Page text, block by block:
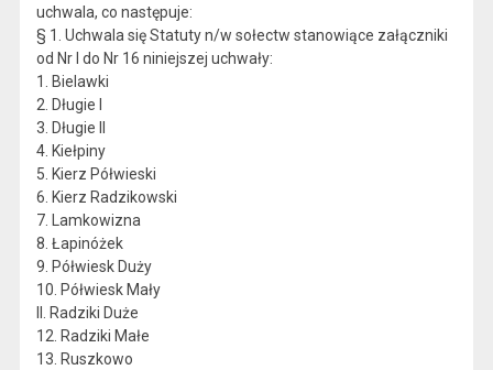
uchwala, co następuje:
§ 1. Uchwala się Statuty n/w sołectw stanowiące załączniki
od Nr l do Nr 16 niniejszej uchwały:
1. Bielawki
2. Długie I
3. Długie II
4. Kiełpiny
5. Kierz Półwieski
6. Kierz Radzikowski
7. Lamkowizna
8. Łapinóżek
9. Półwiesk Duży
10. Półwiesk Mały
ll. Radziki Duże
12. Radziki Małe
13. Ruszkowo